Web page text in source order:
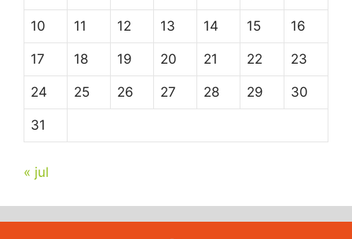
10 11 12 13 14 15 16
17 18 19 20 21 22 23
24 25 26 27 28 29 30
31
« jul